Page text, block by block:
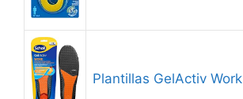
Plantillas GelActiv Work